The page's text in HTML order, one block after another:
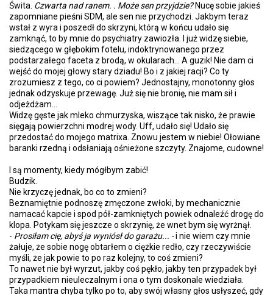
Świta. Czwarta nad ranem. . Może sen przyjdzie?Nucę sobie jakieś
zapomniane pieśni SDM, ale sen nie przychodzi. Jakbym teraz
wstał z wyra i poszedł do skrzyni, którą w końcu udało się
zamknąć, to by mnie do psychiatry zawiozła. I już widzę siebie,
siedzącego w głębokim fotelu, indoktrynowanego przez
podstarzałego faceta z brodą, w okularach... A guzik! Nie dam ci
wejść do mojej głowy stary dziadu! Bo i z jakiej racji? Co ty
zrozumiesz z tego, co ci powiem? Jednostajny, monotonny głos
jednak odzyskuje przewagę. Już się nie bronię, nie mam sił i
odjeżdżam...
Widzę gęste jak mleko chmurzyska, wiszące tak nisko, że prawie
sięgają powierzchni modrej wody. Uff, udało się! Udało się
przedostać do mojego matrixa. Znowu jestem w niebie! Ołowiane
baranki rzedną i odsłaniają ośnieżone szczyty. Znajome, cudowne!
I są momenty, kiedy mógłbym zabić!
Budzik.
Nie krzyczę jednak, bo co to zmieni?
Beznamiętnie podnoszę zmęczone zwłoki, by mechanicznie
namacać kapcie i spod pół-zamkniętych powiek odnaleźć drogę do
klopa. Potykam się jeszcze o skrzynię, że wnet bym się wyrżnął.
- Prosiłam cię, abyś ja wyniósł do garażu... -i nie wiem czy mnie
żałuje, że sobie nogę obtarłem o ciężkie redło, czy rzeczywiście
myśli, że jak powie to po raz kolejny, to coś zmieni?
To nawet nie był wyrzut, jakby coś pękło, jakby ten przypadek był
przypadkiem nieuleczalnym i ona o tym doskonale wiedziała.
Taka mantra chyba tylko po to, aby swój własny głos usłyszeć, gdy